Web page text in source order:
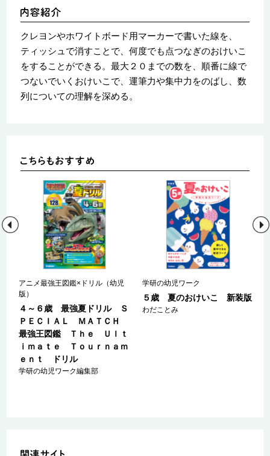
クレヨンやホワイトボード用マーカーで書いた線を、
ティッシュで消すことで、何度でも点つなぎのおけいこ
をすることができる。最大２０までの数を、順番に線で
つないでいくおけいこで、運筆力や集中力をのばし、数
列についての理解を深める。
アニメ最強王図鑑×ドリル（幼児
版）
４～６歳 最強夏ドリル Ｓ
ＰＥＣＩＡＬ ＭＡＴＣＨ
最強王図鑑 Ｔｈｅ Ｕｌｔ
ｉｍａｔｅ Ｔｏｕｒｎａｍ
ｅｎｔ ドリル
学研の幼児ワーク編集部
学研の幼児ワーク
５歳 夏のおけいこ 新装版
わだことみ